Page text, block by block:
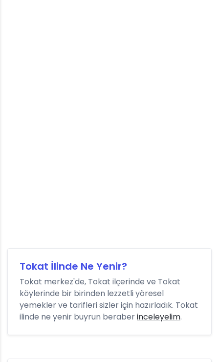
Tokat İlinde Ne Yenir?
Tokat merkez'de, Tokat ilçerinde ve Tokat
köylerinde bir birinden lezzetli yöresel
yemekler ve tarifleri sizler için hazırladık. Tokat
ilinde ne yenir buyrun beraberinceleyelim.